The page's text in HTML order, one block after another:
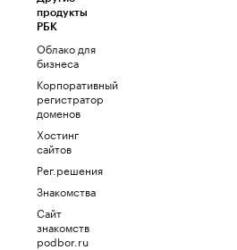
продукты
РБК
Облако для
бизнеса
Корпоративный
регистратор
доменов
Хостинг
сайтов
Рег.решения
Знакомства
Сайт
знакомств
podbor.ru